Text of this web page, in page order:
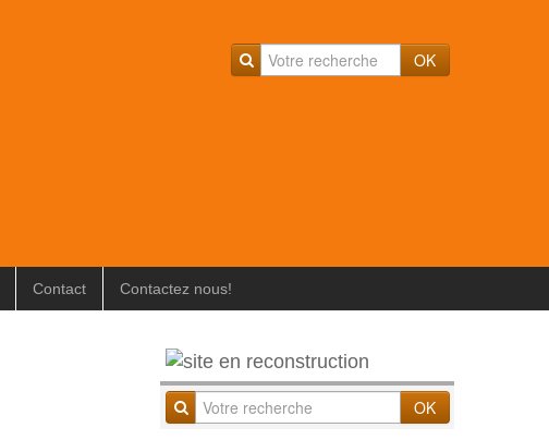
OK
Contact Contactez nous!
OK